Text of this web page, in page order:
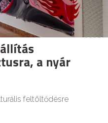
a nyár
feltöltődésre